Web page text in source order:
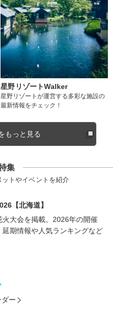
星野リゾートWalker
星野リゾートが運営する多彩な施設の
最新情報をチェック！
もっと見る
集
トやイベントを紹介
【北海道】
火大会を掲載。2026年の開催
延期情報や人気ランキングなど
ー